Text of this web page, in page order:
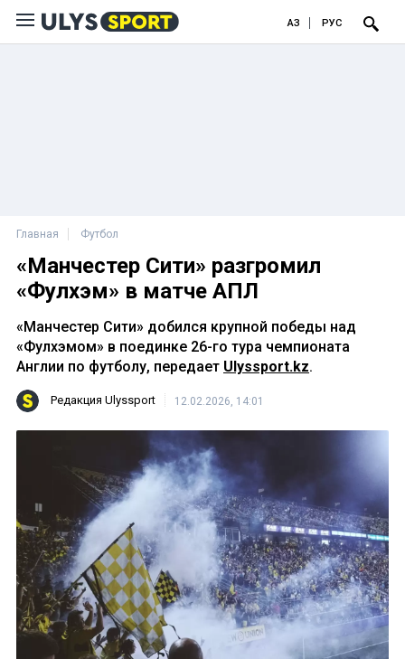
ҚАЗ РУС
Главная Футбол
«Манчестер Сити» разгромил
«Фулхэм» в матче АПЛ
«Манчестер Сити» добился крупной победы над
«Фулхэмом» в поединке 26-го тура чемпионата
Англии по футболу, передает Ulyssport.kz.
Редакция Ulyssport 12.02.2026, 14:01